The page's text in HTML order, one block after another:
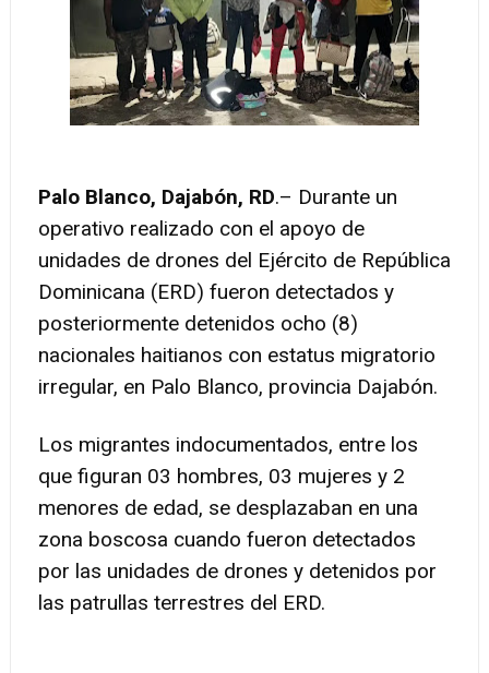
Palo Blanco, Dajabón, RD.– Durante un
operativo realizado con el apoyo de
unidades de drones del Ejército de República
Dominicana (ERD) fueron detectados y
posteriormente detenidos ocho (8)
nacionales haitianos con estatus migratorio
irregular, en Palo Blanco, provincia Dajabón.
Los migrantes indocumentados, entre los
que figuran 03 hombres, 03 mujeres y 2
menores de edad, se desplazaban en una
zona boscosa cuando fueron detectados
por las unidades de drones y detenidos por
las patrullas terrestres del ERD.